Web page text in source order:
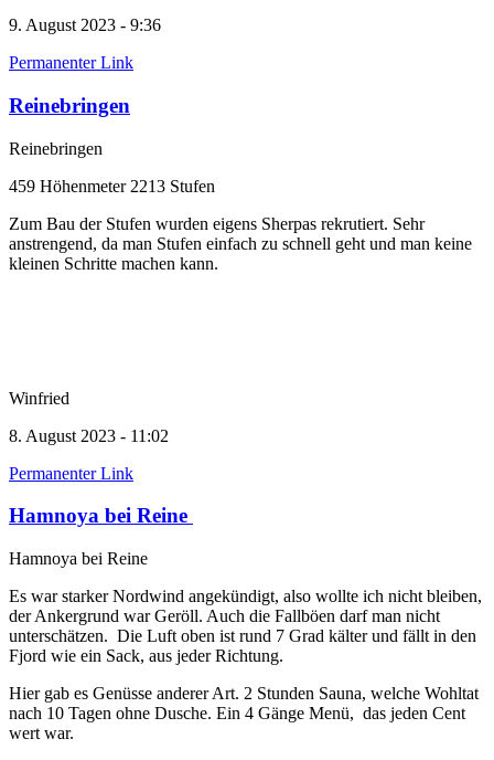
9. August 2023 - 9:36
Permanenter Link
Reinebringen
Reinebringen
459 Höhenmeter 2213 Stufen
Zum Bau der Stufen wurden eigens Sherpas rekrutiert. Sehr
anstrengend, da man Stufen einfach zu schnell geht und man keine
kleinen Schritte machen kann.
Winfried
8. August 2023 - 11:02
Permanenter Link
Hamnoya bei Reine
Hamnoya bei Reine
Es war starker Nordwind angekündigt, also wollte ich nicht bleiben,
der Ankergrund war Geröll. Auch die Fallböen darf man nicht
unterschätzen. Die Luft oben ist rund 7 Grad kälter und fällt in den
Fjord wie ein Sack, aus jeder Richtung.
Hier gab es Genüsse anderer Art. 2 Stunden Sauna, welche Wohltat
nach 10 Tagen ohne Dusche. Ein 4 Gänge Menü, das jeden Cent
wert war.